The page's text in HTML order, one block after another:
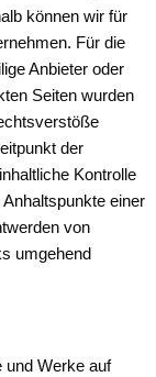
können wir für
Für die
Anbieter oder
Seiten wurden
der
Kontrolle
einer
von
umgehend
und Werke auf